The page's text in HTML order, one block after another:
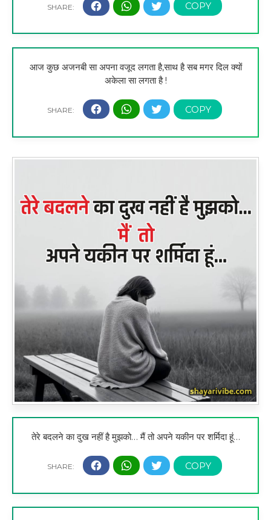
आज कुछ अजनबी सा अपना वजूद लगता है,साथ है सब मगर दिल क्यों
अकेला सा लगता है !
तेरे बदलने का दुख नहीं है मुझको… मैं तो अपने यकीन पर शर्मिदा हूं…